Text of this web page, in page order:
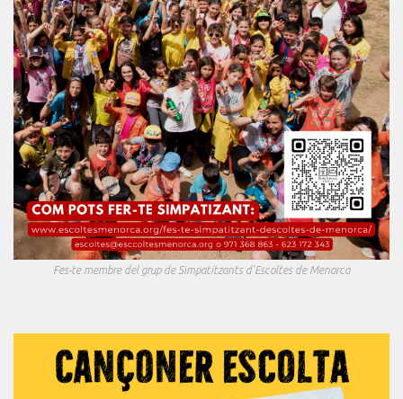
Fes-te membre del grup de Simpatitzants d'Escoltes de Menorca